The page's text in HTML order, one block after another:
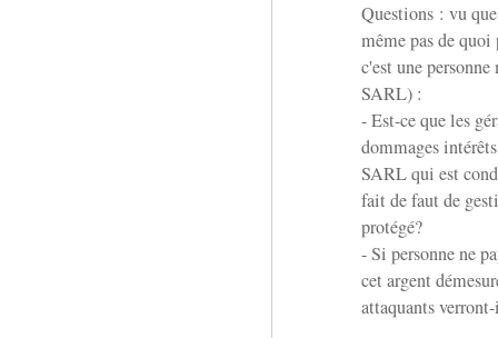
Questions : vu
même pas de quoi
c'est une
SARL) :
- Est-ce que les
dommages
SARL qui est
fait de faut de
protégé?
- Si personne ne
cet argent
attaquants